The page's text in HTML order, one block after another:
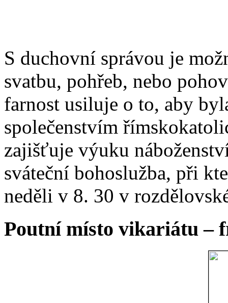
S duchovní správou je
svatbu, pohřeb, nebo
farnost usiluje o to, aby
společenstvím
zajišťuje výuku
sváteční bohoslužba, při
neděli v 8. 30 v
Poutní místo vikariátu –